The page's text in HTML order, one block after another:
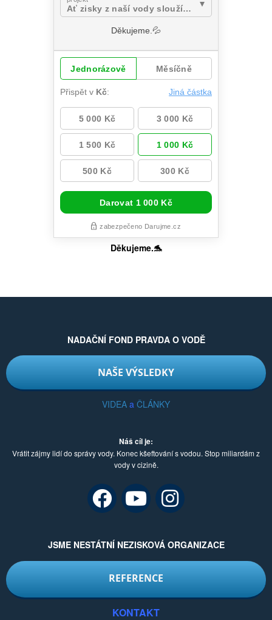
Děkujeme.🐬
NADAČNÍ FOND PRAVDA O VODĚ
NAŠE VÝSLEDKY
VIDEA a ČLÁNKY
Náš cíl je:
Vrátit zájmy lidí do správy vody. Konec kšeftování s vodou. Stop miliardám z
vody v cizině.
JSME NESTÁTNÍ NEZISKOVÁ ORGANIZACE
REFERENCE
KONTAKT